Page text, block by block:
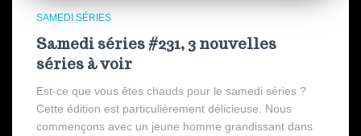
SAMEDI SÉRIES
Samedi séries #231, 3 nouvelles
séries à voir
Est-ce que vous êtes chauds pour le samedi séries ?
Cette édition est particulièrement délicieuse. Nous
commençons avec un jeune homme grandissant dans